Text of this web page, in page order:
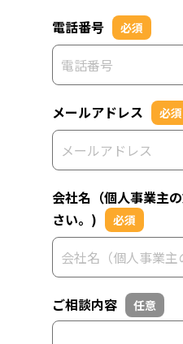
電話番号 必須
メールアドレス 必須
会社名（個人事業主
さい。)
必須
ご相談内容 任意